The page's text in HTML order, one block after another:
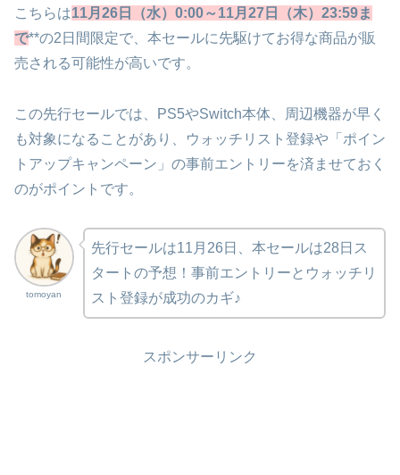
こちらは11月26日（水）0:00～11月27日（木）23:59ま
で**の2日間限定で、本セールに先駆けてお得な商品が販
売される可能性が高いです。
この先行セールでは、PS5やSwitch本体、周辺機器が早く
も対象になることがあり、ウォッチリスト登録や「ポイン
トアップキャンペーン」の事前エントリーを済ませておく
のがポイントです。
tomoyan
先行セールは11月26日、本セールは28日ス
タートの予想！事前エントリーとウォッチリ
スト登録が成功のカギ♪
スポンサーリンク